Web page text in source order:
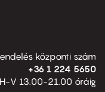
központi szám
+36 1 224 5650
H-V 13.00-21.00 óráig